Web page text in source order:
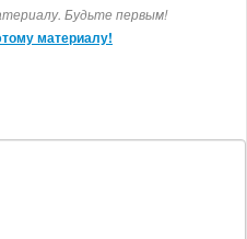
Будьте первым!
материалу!